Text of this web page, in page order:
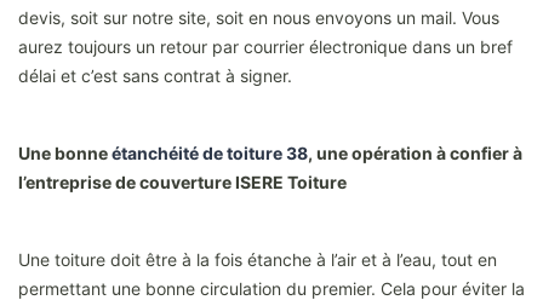
devis, soit sur notre site, soit en nous envoyons un mail. Vous
aurez toujours un retour par courrier électronique dans un bref
délai et c’est sans contrat à signer.
Une bonneétanchéité de toiture 38, une opération à confier à
l’entreprise de couverture ISERE Toiture
Une toiture doit être à la fois étanche à l’air et à l’eau, tout en
permettant une bonne circulation du premier. Cela pour éviter la